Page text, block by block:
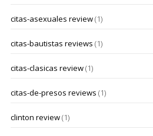
citas-asexuales review(1)
citas-bautistas reviews (1)
citas-clasicas review(1)
citas-de-presos reviews (1)
clinton review(1)